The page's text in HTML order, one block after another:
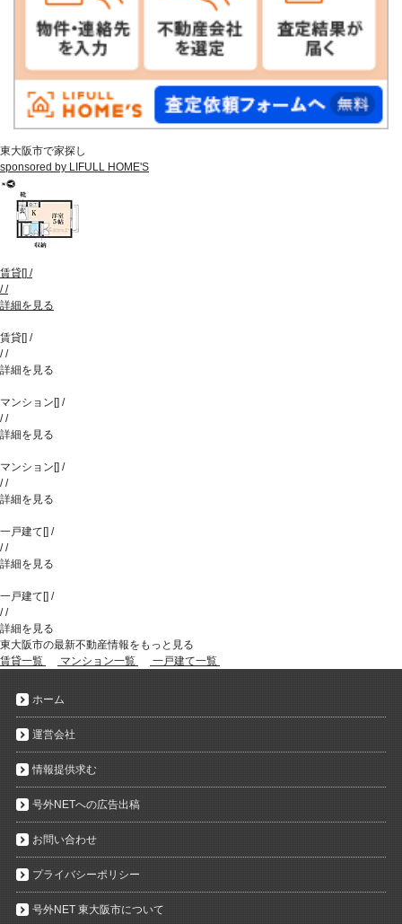
東大阪市で家探し
sponsored by LIFULL HOME'S
賃貸[] /
//
詳細を見る
賃貸[] /
//
詳細を見る
マンション [] /
//
詳細を見る
マンション [] /
//
詳細を見る
一戸建て [] /
//
詳細を見る
一戸建て [] /
//
詳細を見る
東大阪市の最新不動産情報をもっと見る
賃貸一覧
マンション一覧 一戸建て一覧
ホーム
運営会社
情報提供求む
号外NETへの広告出稿
お問い合わせ
プライバシーポリシー
号外NET 東大阪市について